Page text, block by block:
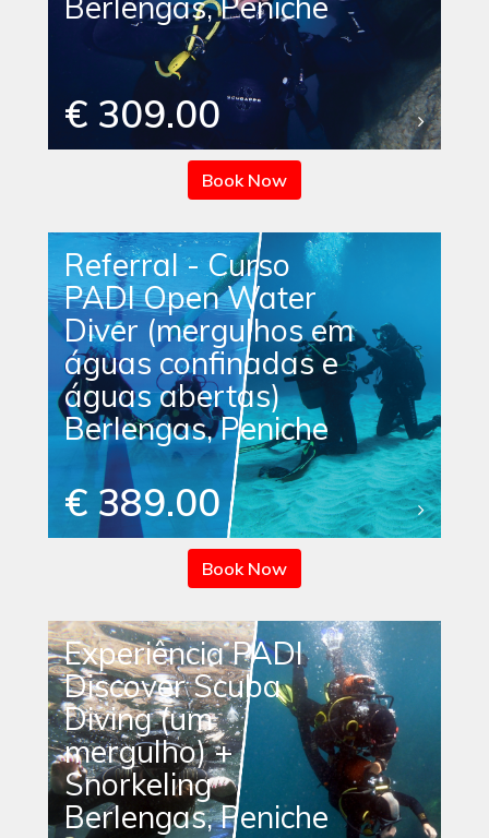
€ 309.00
Book Now
Referral - Curso
PADI Open Water
Diver (mergulhos em
águas confinadas e
águas abertas)
Berlengas, Peniche
€ 389.00
Book Now
Experiência PADI
Discover Scuba
Diving (um
mergulho) +
Snorkeling
Berlengas, Peniche